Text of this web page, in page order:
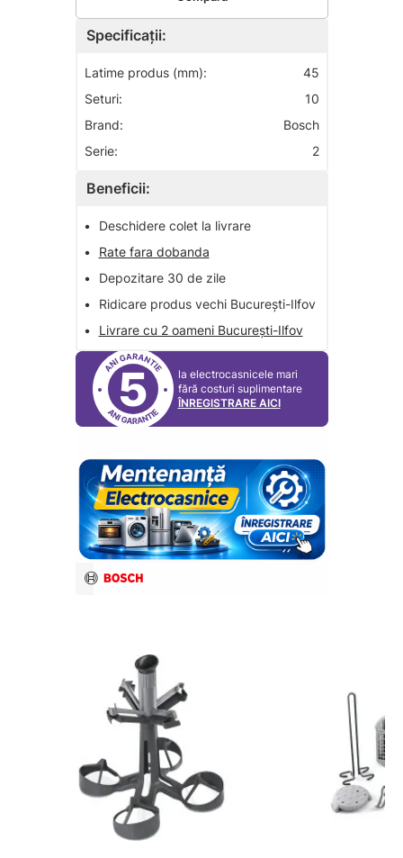
Specificații:
Latime produs (mm):
45
Seturi:
10
Brand:
Bosch
Serie:
2
Beneficii:
•
Deschidere colet la livrare
•
Rate fara dobanda
•
Depozitare 30 de zile
•
Ridicare produs vechi București-Ilfov
•
Livrare cu 2 oameni București-Ilfov
5
la electrocasnicele mari
fără costuri suplimentare
ÎNREGISTRARE AICI